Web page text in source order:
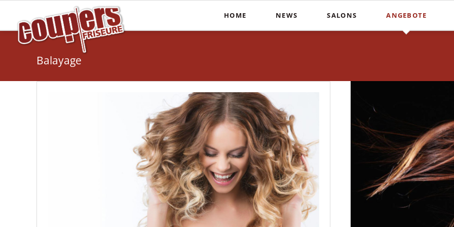
HOME NEWS SALONS
Coupers am Stephansplatz
ANGEBOTE
Mehr Haare
Haarverlängerungen
Balayage